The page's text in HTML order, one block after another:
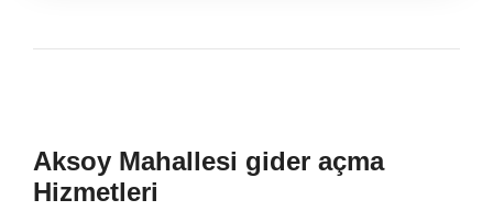
Aksoy Mahallesi gider açma
Hizmetleri